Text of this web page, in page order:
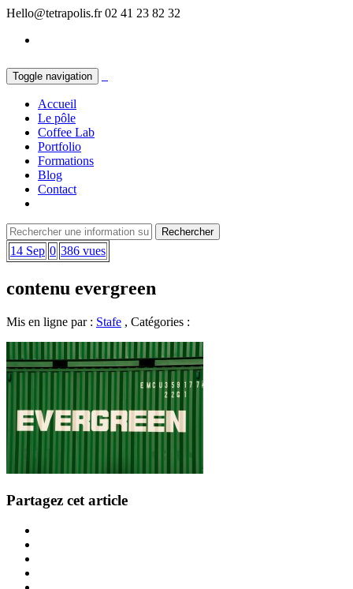
Hello@tetrapolis.fr 02 41 23 82 32
Toggle navigation
Accueil
Le pôle
Coffee Lab
Portfolio
Formations
Blog
Contact
14 Sep 0 386 vues
contenu evergreen
Mis en ligne par : Stafe , Catégories :
Partagez cet article